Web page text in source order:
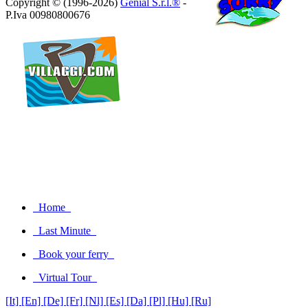
Copyright © (1996-2026) Genial S.r.l.® -
P.Iva 00980800676
Home
Last Minute
Book your ferry
Virtual Tour
[It] [En] [De] [Fr] [Nl] [Es] [Da] [Pl] [Hu] [Ru]